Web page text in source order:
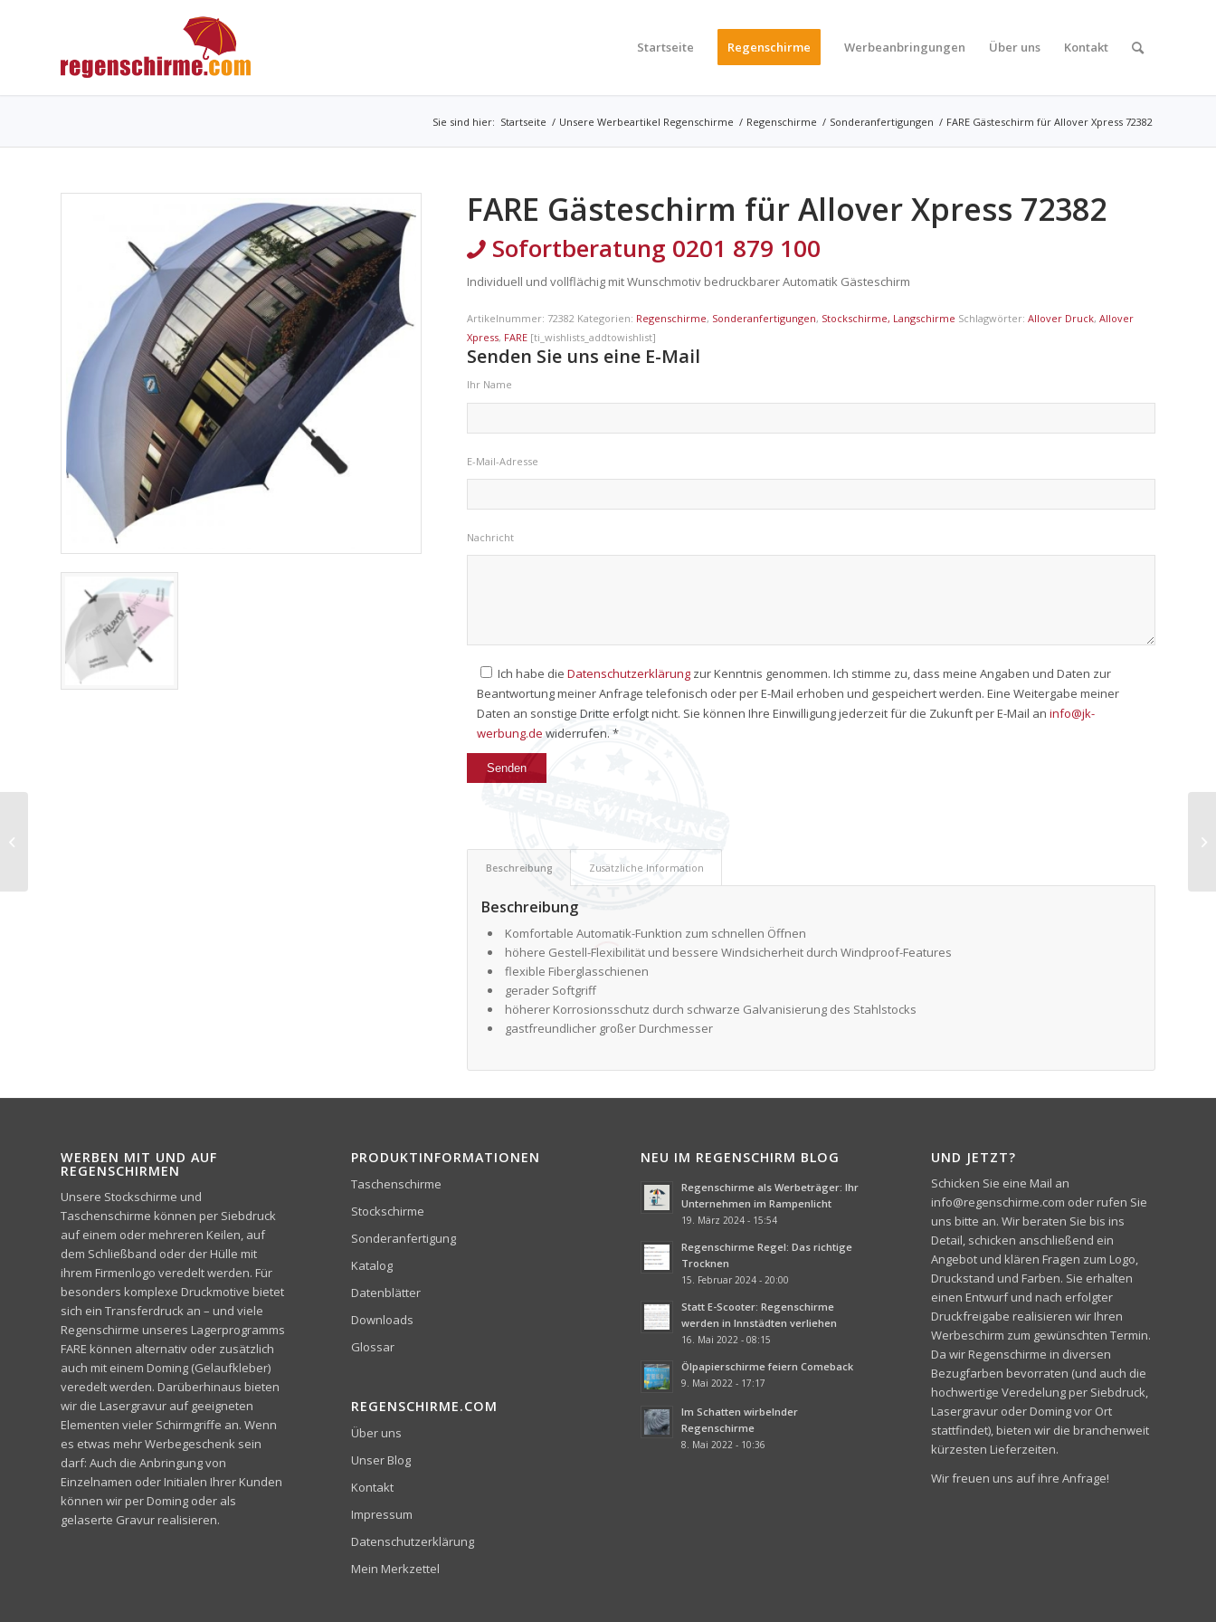
Startseite Regenschirme Werbeanbringungen Über uns Kontakt
Sie sind hier: Startseite / Unsere Werbeartikel Regenschirme / Regenschirme / Sonderanfertigungen / FARE Gästeschirm für Allover Xpress 72382
FARE Gästeschirm für Allover Xpress 72382
Sofortberatung 0201 879 100
Individuell und vollflächig mit Wunschmotiv bedruckbarer Automatik Gästeschirm
Artikelnummer: 72382 Kategorien: Regenschirme, Sonderanfertigungen, Stockschirme, Langschirme Schlagwörter:Allover Druck,Allover
Xpress, FARE [ti_wishlists_addtowishlist]
Senden Sie uns eine E-Mail
Ihr Name
E-Mail-Adresse
Nachricht
Ich habe dieDatenschutzerklärung zur Kenntnis genommen. Ich stimme zu, dass meine Angaben und Daten zur
Beantwortung meiner Anfrage telefonisch oder per E-Mail erhoben und gespeichert werden. Eine Weitergabe meiner
Daten an sonstige Dritte erfolgt nicht. Sie können Ihre Einwilligung jederzeit für die Zukunft per E-Mail aninfo@jk-
werbung.de widerrufen. *
Beschreibung Zusätzliche Information
Beschreibung
Komfortable Automatik-Funktion zum schnellen Öffnen
höhere Gestell-Flexibilität und bessere Windsicherheit durch Windproof-Features
flexible Fiberglasschienen
gerader Softgriff
höherer Korrosionsschutz durch schwarze Galvanisierung des Stahlstocks
gastfreundlicher großer Durchmesser
WERBEN MIT UND AUF
REGENSCHIRMEN
Unsere Stockschirme und
Taschenschirme können per Siebdruck
auf einem oder mehreren Keilen, auf
dem Schließband oder der Hülle mit
ihrem Firmenlogo veredelt werden. Für
besonders komplexe Druckmotive bietet
sich ein Transferdruck an – und viele
Regenschirme unseres Lagerprogramms
FARE können alternativ oder zusätzlich
auch mit einem Doming (Gelaufkleber)
veredelt werden. Darüberhinaus bieten
wir die Lasergravur auf geeigneten
Elementen vieler Schirmgriffe an. Wenn
es etwas mehr Werbegeschenk sein
darf: Auch die Anbringung von
Einzelnamen oder Initialen Ihrer Kunden
können wir per Doming oder als
gelaserte Gravur realisieren.
PRODUKTINFORMATIONEN
Taschenschirme
Stockschirme
Sonderanfertigung
Katalog
Datenblätter
Downloads
Glossar
REGENSCHIRME.COM
Über uns
Unser Blog
Kontakt
Impressum
Datenschutzerklärung
Mein Merkzettel
NEU IM REGENSCHIRM BLOG
Regenschirme als Werbeträger: Ihr
Unternehmen im Rampenlicht
19. März 2024 - 15:54
Regenschirme Regel: Das richtige
Trocknen
15. Februar 2024 - 20:00
Statt E-Scooter: Regenschirme
werden in Innstädten verliehen
16. Mai 2022 - 08:15
Ölpapierschirme feiern Comeback
9. Mai 2022 - 17:17
Im Schatten wirbelnder
Regenschirme
8. Mai 2022 - 10:36
UND JETZT?
Schicken Sie eine Mail an
info@regenschirme.com oder rufen Sie
uns bitte an. Wir beraten Sie bis ins
Detail, schicken anschließend ein
Angebot und klären Fragen zum Logo,
Druckstand und Farben. Sie erhalten
einen Entwurf und nach erfolgter
Druckfreigabe realisieren wir Ihren
Werbeschirm zum gewünschten Termin.
Da wir Regenschirme in diversen
Bezugfarben bevorraten (und auch die
hochwertige Veredelung per Siebdruck,
Lasergravur oder Doming vor Ort
stattfindet), bieten wir die branchenweit
kürzesten Lieferzeiten.
Wir freuen uns auf ihre Anfrage!